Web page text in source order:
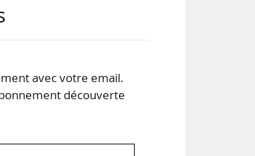
avec votre email.
découverte